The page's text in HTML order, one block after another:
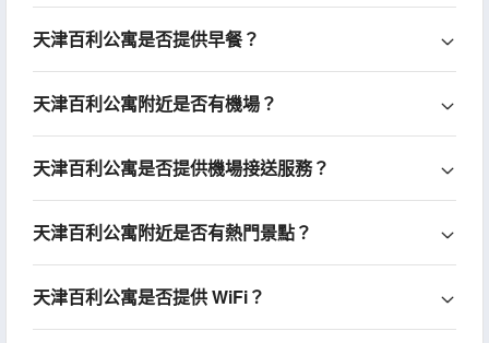
天津百利公寓是否提供早餐？
天津百利公寓附近是否有機場？
天津百利公寓是否提供機場接送服務？
天津百利公寓附近是否有熱門景點？
天津百利公寓是否提供 WiFi？